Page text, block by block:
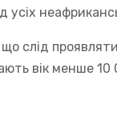
усіх
що слід
вік менше 10